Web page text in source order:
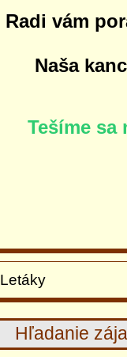
Radi vám
Naša
Tešíme sa
Letáky
Hľadanie